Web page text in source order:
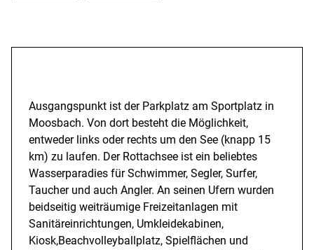
Ausgangspunkt ist der Parkplatz am Sportplatz in
Moosbach. Von dort besteht die Möglichkeit,
entweder links oder rechts um den See (knapp 15
km) zu laufen. Der Rottachsee ist ein beliebtes
Wasserparadies für Schwimmer, Segler, Surfer,
Taucher und auch Angler. An seinen Ufern wurden
beidseitig weiträumige Freizeitanlagen mit
Sanitäreinrichtungen, Umkleidekabinen,
Kiosk,Beachvolleyballplatz, Spielflächen und